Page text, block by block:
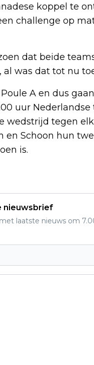
koppel te
challenge op
dat beide
was dat tot nu
A en dus
uur
wedstrijd tegen
en Schoon hun
is.
nieuwsbrief
laatste nieuws om